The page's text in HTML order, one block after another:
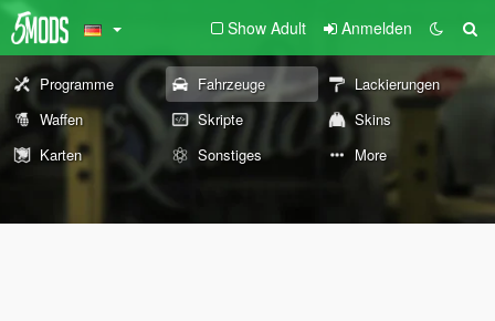
Show Adult Anmelden
Programme Fahrzeuge
Lackierungen
Waffen
Skripte
Skins
Karten
Sonstiges More